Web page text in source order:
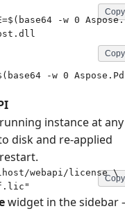
-w 0
Copy
-w 0
Copy
instance at any
disk and re-applied
webapi/license \
Copy
widget in the sidebar